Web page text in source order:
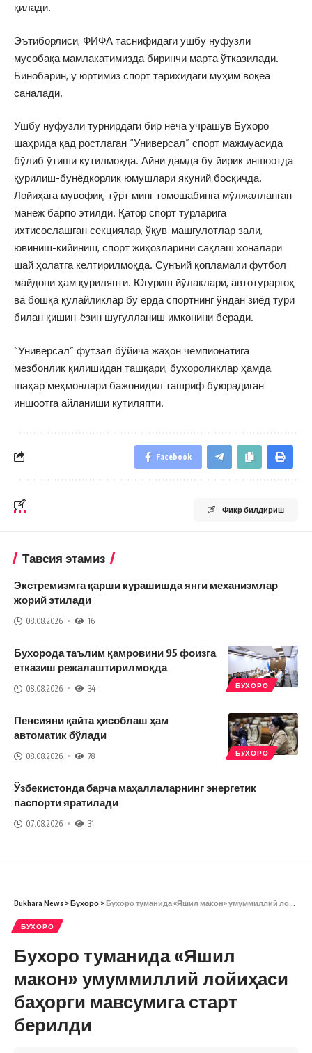
қилади.
Эътиборлиси, ФИФА таснифидаги ушбу нуфузли
мусобақа мамлакатимизда биринчи марта ўтказилади.
Бинобарин, у юртимиз спорт тарихидаги муҳим воқеа
саналади.
Ушбу нуфузли турнирдаги бир неча учрашув Бухоро
шаҳрида қад ростлаган “Универсал” спорт мажмуасида
бўлиб ўтиши кутилмоқда. Айни дамда бу йирик иншоотда
қурилиш-бунёдкорлик юмушлари якуний босқичда.
Лойиҳага мувофиқ, тўрт минг томошабинга мўлжалланган
манеж барпо этилди. Қатор спорт турларига
ихтисослашган секциялар, ўқув-машғулотлар зали,
ювиниш-кийиниш, спорт жиҳозларини сақлаш хоналари
шай ҳолатга келтирилмоқда. Сунъий қопламали футбол
майдони ҳам қуриляпти. Югуриш йўлаклари, автотураргоҳ
ва бошқа қулайликлар бу ерда спортнинг ўндан зиёд тури
билан қишин-ёзин шуғулланиш имконини беради.
“Универсал” футзал бўйича жаҳон чемпионатига
мезбонлик қилишидан ташқари, бухороликлар ҳамда
шаҳар меҳмонлари бажонидил ташриф буюрадиган
иншоотга айланиши кутиляпти.
Facebook
Фикр билдириш
Тавсия этамиз
Экстремизмга қарши курашишда янги механизмлар
жорий этилади
08.08.2026 16
БУХОРО
Бухорода таълим қамровини 95 фоизга
етказиш режалаштирилмоқда
08.08.2026 34
БУХОРО
Пенсияни қайта ҳисоблаш ҳам
автоматик бўлади
08.08.2026 78
Ўзбекистонда барча маҳаллаларнинг энергетик
паспорти яратилади
07.08.2026 31
Bukhara News >Бухоро >Бухоро туманида «Яшил макон» умуммиллий лойиҳаси баҳорги мавсумига старт берилди
БУХОРО
Бухоро туманида «Яшил
макон» умуммиллий лойиҳаси
баҳорги мавсумига старт
берилди